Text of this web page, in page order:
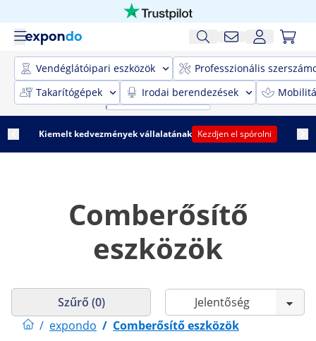
Vendéglátóipari eszközök
Professzionális
Takarítógépek
Irodai berendezések
Kiemelt kedvezmények vállalatának Kezdjen el spórolni
Comberősítő
eszközök
/ expondo / Comberősítő eszközök
Szűrő (0)